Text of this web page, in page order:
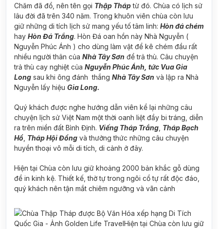
Chăm đã đổ, nên tên gọi Thập Tháptừ đó. Chùa có lịch sử
lâu đời đã trên 340 năm. Trong khuôn viên chùa còn lưu
giữ những di tích lịch sử mang yếu tố tâm linh: Hòn đá chém
hay Hòn Đá Trắng. Hòn Đá oan hồn này Nhà Nguyễn (
Nguyễn Phúc Ánh ) cho dùng làm vật để kê chém đầu rất
nhiều người thân của Nhà Tây Sơn để trả thù. Câu chuyện
trả thù cay nghiệt của Nguyễn Phúc Ánh, tức Vua Gia
Long sau khi ông đánh thắng Nhà Tây Sơn và lập ra Nhà
Nguyễn lấy hiệu Gia Long.
Quý khách được nghe hướng dẫn viên kể lại những câu
chuyện lịch sử Việt Nam một thời oanh liệt đầy bi tráng, diễn
ra trên miền đất Bình Định. Viếng Tháp Trắng Tháp Bạch
Hổ Tháp Hội Đồng và thưởng thức những câu chuyện
huyền thoại vô mỗi di tích, di cảnh ở đây.
Hiện tại Chùa còn lưu giữ khoảng 2000 bản khắc gỗ dùng
để in kinh kệ. Thiết kế, thờ tự trong ngôi cổ tự rất độc đáo,
quý khách nên tận mắt chiêm ngưỡng và vãn cảnh